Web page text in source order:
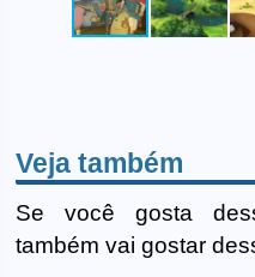
Veja também
Se você gosta
também vai gostar